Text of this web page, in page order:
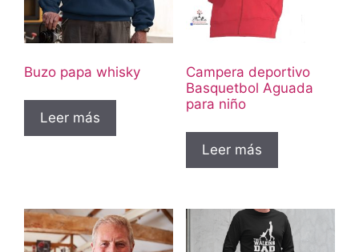
Buzo papa whisky
Leer más
Campera deportivo
Basquetbol Aguada
para niño
Leer más